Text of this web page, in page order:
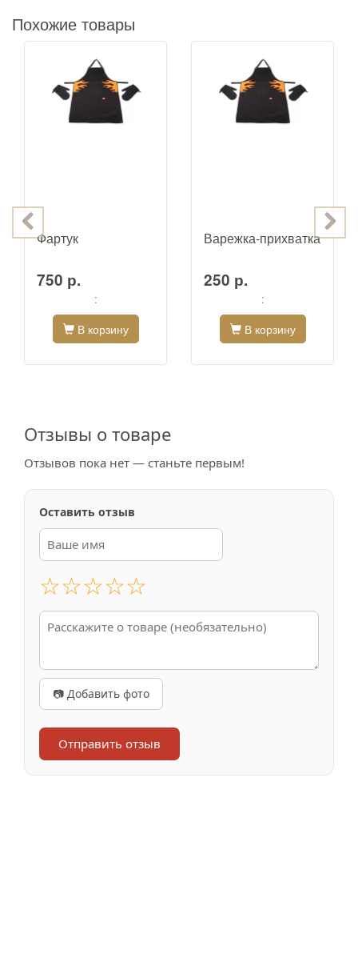
Похожие товары
Фартук
750 р.
:
В корзину
Варежка-прихватка
250 р.
:
В корзину
Отзывы о товаре
Отзывов пока нет — станьте первым!
Оставить отзыв
☆☆☆☆☆
📷 Добавить фото
Отправить отзыв